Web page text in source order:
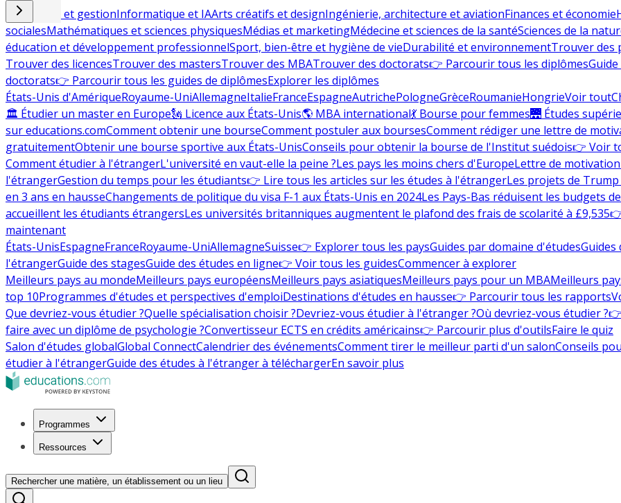
Commerce et gestionInformatique et IAArts créatifs et designIngénierie, architecture et aviationFinances et économie
socialesMathématiques et sciences physiquesMédias et marketingMédecine et sciences de la santéSciences de la
éducation et développement professionnelSport, bien-être et hygiène de vieDurabilité et environnementTrouver des
Trouver des licencesTrouver des mastersTrouver des MBATrouver des doctorats👉 Parcourir tous les diplômesGuide
doctorats👉 Parcourir tous les guides de diplômesExplorer les diplômes
États-Unis d'AmériqueRoyaume-UniAllemagneItalieFranceEspagneAutrichePologneGrèceRoumanieHongrieVoir tout
🏛 Étudier un master en Europe🗽 Licence aux États-Unis🌎 MBA international💃 Bourse pour femmes🌉 Études
sur educations.comComment obtenir une bourseComment postuler aux boursesComment rédiger une lettre de
gratuitementObtenir une bourse sportive aux États-UnisConseils pour obtenir la bourse de l'Institut suédois👉 Voir
Comment étudier à l'étrangerL'université en vaut-elle la peine ?Les pays les moins chers d'EuropeLettre de
l'étrangerGestion du temps pour les étudiants👉 Lire tous les articles sur les études à l'étrangerLes projets de
en 3 ans en hausseChangements de politique du visa F-1 aux États-Unis en 2024Les Pays-Bas réduisent les budgets
accueillent les étudiants étrangersLes universités britanniques augmentent le plafond des frais de scolarité à £9,535
maintenant
États-UnisEspagneFranceRoyaume-UniAllemagneSuisse👉 Explorer tous les paysGuides par domaine d'étudesGuides
l'étrangerGuide des stagesGuide des études en ligne👉 Voir tous les guidesCommencer à explorer
Meilleurs pays au mondeMeilleurs pays européensMeilleurs pays asiatiquesMeilleurs pays pour un MBAMeilleurs
top 10Programmes d'études et perspectives d'emploiDestinations d'études en hausse👉 Parcourir tous les rapports
Que devriez-vous étudier ?Quelle spécialisation choisir ?Devriez-vous étudier à l'étranger ?Où devriez-vous étudier ?
faire avec un diplôme de psychologie ?Convertisseur ECTS en crédits américains👉 Parcourir plus d'outilsFaire le quiz
Salon d'études globalGlobal ConnectCalendrier des événementsComment tirer le meilleur parti d'un salonConseils
étudier à l'étrangerGuide des études à l'étranger à téléchargerEn savoir plus
Programmes
Ressources
Rechercher une matière, un établissement ou un lieu